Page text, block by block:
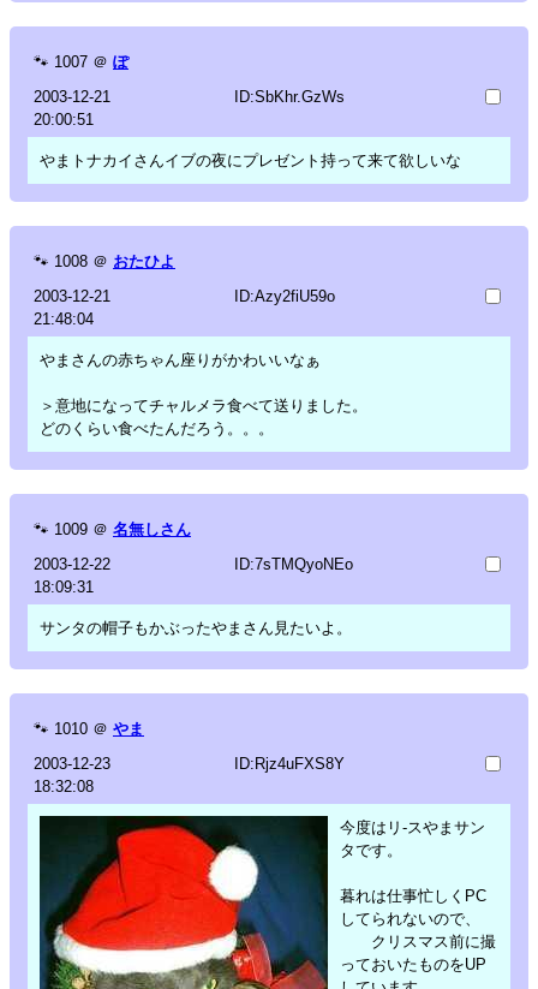
🐾 1007 ＠ ぽ
2003-12-21
20:00:51
ID:SbKhr.GzWs
やまトナカイさんイブの夜にプレゼント持って来て欲しいな
🐾 1008 ＠ おたひよ
2003-12-21
21:48:04
ID:Azy2fiU59o
やまさんの赤ちゃん座りがかわいいなぁ
＞意地になってチャルメラ食べて送りました。
どのくらい食べたんだろう。。。
🐾 1009 ＠ 名無しさん
2003-12-22
18:09:31
ID:7sTMQyoNEo
サンタの帽子もかぶったやまさん見たいよ。
🐾 1010 ＠ やま
2003-12-23
18:32:08
ID:Rjz4uFXS8Y
今度はリ-スやまサン
タです。
暮れは仕事忙しくPC
してられないので、
クリスマス前に撮
っておいたものをUP